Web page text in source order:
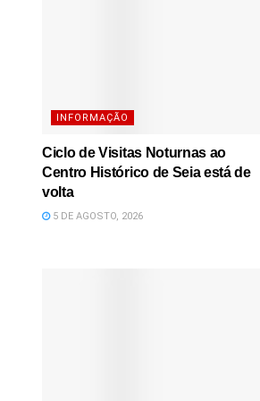
INFORMAÇÃO
Ciclo de Visitas Noturnas ao
Centro Histórico de Seia está de
volta
5 DE AGOSTO, 2026